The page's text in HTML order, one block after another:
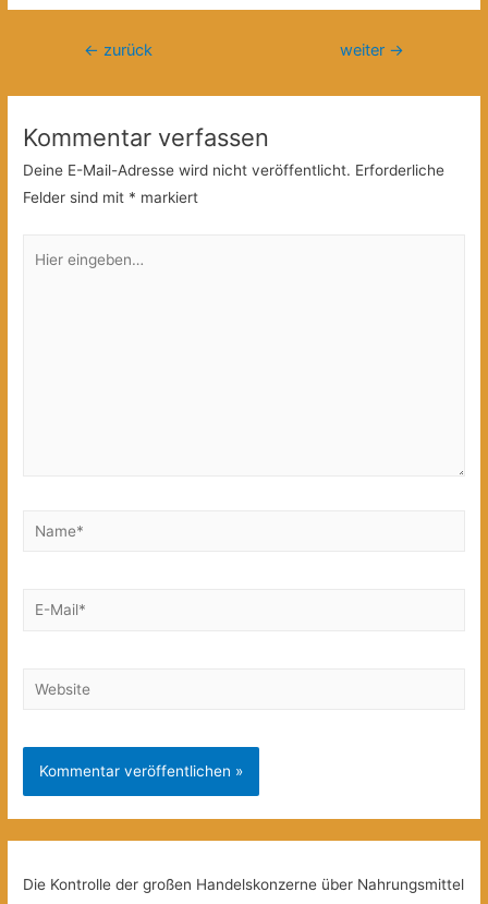
Beitragsnavigation
← zurück weiter →
Kommentar verfassen
Deine E-Mail-Adresse wird nicht veröffentlicht. Erforderliche
Felder sind mit * markiert
eingeben…
Name*
E-
Website
Die Kontrolle der großen Handelskonzerne über Nahrungsmittel